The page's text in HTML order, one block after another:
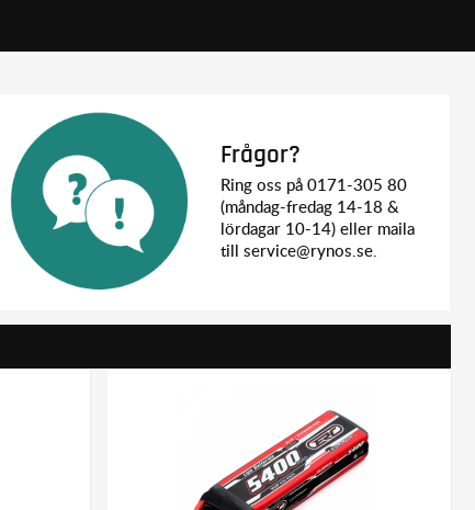
Frågor?
Ring oss på 0171-305 80
(måndag-fredag 14-18 &
lördagar 10-14) eller maila
till service@rynos.se.